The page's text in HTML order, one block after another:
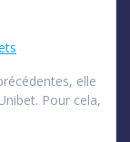
elle
Pour cela,